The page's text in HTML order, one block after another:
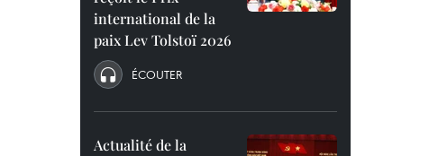
international de la
paix Lev Tolstoï 2026
ÉCOUTER
Actualité de la